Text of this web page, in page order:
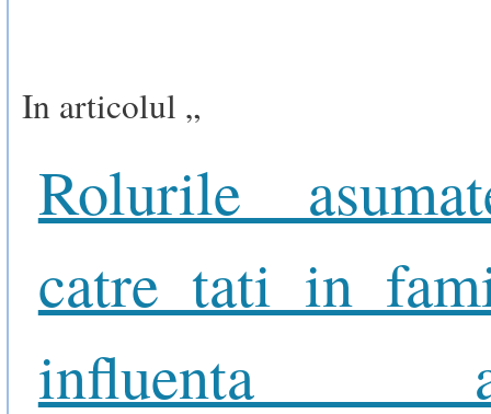
In articolul „
Rolurile
catre tati in
influenta